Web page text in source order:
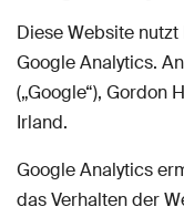
Diese Website
Google Analytics.
(„Google“), Gordon
Irland.
Google Analytics
das Verhalten der